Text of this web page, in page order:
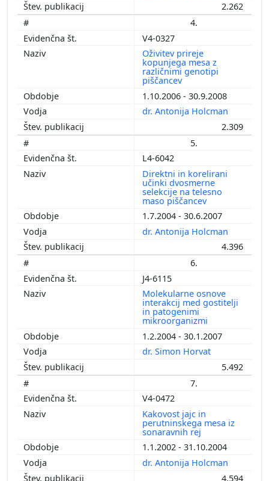
2.262
4.
V4-0327
Oživitev prireje
kopunjega mesa z
različnimi genotipi
piščancev
1.10.2006 - 30.9.2008
dr. Antonija Holcman
2.309
5.
L4-6042
Direktni in korelirani
učinki dvosmerne
selekcije na telesno
maso piščancev
1.7.2004 - 30.6.2007
dr. Antonija Holcman
4.396
6.
J4-6115
Molekularne osnove
interakcij med gostitelji
in patogenimi
mikroorganizmi
1.2.2004 - 30.1.2007
dr. Simon Horvat
5.492
7.
V4-0472
Kakovost jajc in
perutninskega mesa iz
sonaravnih rej
1.1.2002 - 31.10.2004
dr. Antonija Holcman
4.594